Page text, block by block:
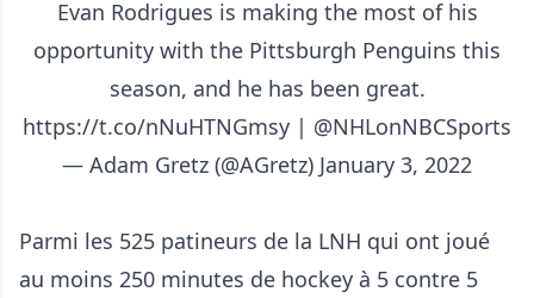
Evan Rodrigues is making the most of his
opportunity with the Pittsburgh Penguins this
season, and he has been great.
https://t.co/nNuHTNGmsy | @NHLonNBCSports
— Adam Gretz (@AGretz) January 3, 2022
Parmi les 525 patineurs de la LNH qui ont joué
au moins 250 minutes de hockey à 5 contre 5